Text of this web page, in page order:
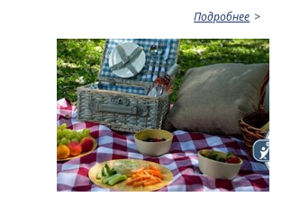
Подробнее